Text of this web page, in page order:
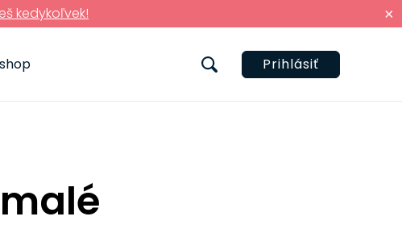
×
kedykoľvek!
Prihlásiť